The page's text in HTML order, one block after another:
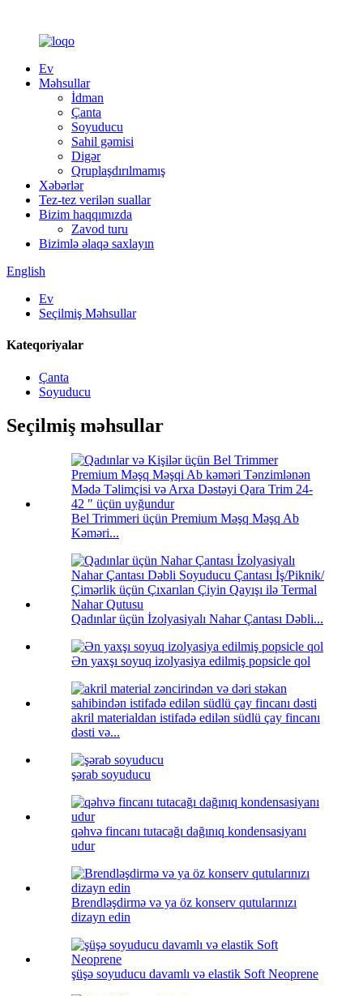
Ev
Məhsullar
İdman
Çanta
Soyuducu
Sahil gəmisi
Digər
Qruplaşdırılmamış
Xəbərlər
Tez-tez verilən suallar
Bizim haqqımızda
Zavod turu
Bizimlə əlaqə saxlayın
English
Ev
Seçilmiş Məhsullar
Kateqoriyalar
Çanta
Soyuducu
Seçilmiş məhsullar
Bel Trimmeri üçün Premium Məşq Məşq Ab
Kəməri...
Qadınlar üçün İzolyasiyalı Nahar Çantası Dəbli...
Ən yaxşı soyuq izolyasiya edilmiş popsicle qol
akril materialdan istifadə edilən südlü çay fincanı
dəsti və...
şərab soyuducu
qəhvə fincanı tutacağı dağınıq kondensasiyanı
udur
Brendləşdirmə və ya öz konserv qutularınızı
dizayn edin
şüşə soyuducu davamlı və elastik Soft Neoprene